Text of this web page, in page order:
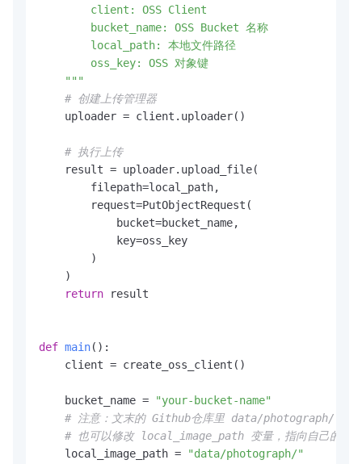
        client: OSS Client
        bucket_name: OSS Bucket 名称
        local_path: 本地文件路径
        oss_key: OSS 对象键
    """
# 创建上传管理器
    uploader = client.uploader()
# 执行上传
    result = uploader.upload_file(
        filepath=local_path,
        request=PutObjectRequest(
            bucket=bucket_name,
            key=oss_key
        )
    )
return result
def main():
    client = create_oss_client()
    bucket_name =
"your-bucket-name"
# 注意：文末的 Github仓库里 data/photograph/ 目录
# 也可以修改 local_image_path 变量，指向自己的图
    local_image_path =
"data/photograph/"